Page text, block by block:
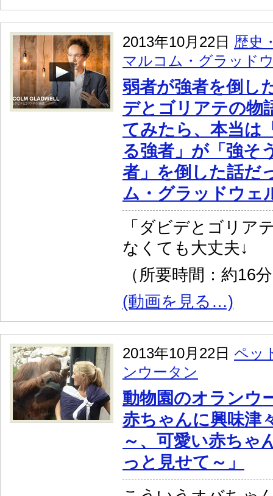
2013年10月22日 歴史
マルコム・グラッド
弱者が強者を倒し
デとゴリアテの物
てみたら、本当は
る強者」が「強そ
者」を倒した話だ
ム・グラッドウェ
「ダビデとゴリア
なくても大丈夫↓
（所要時間：約16
(動画を見る…)
2013年10月22日 ペッ
ンウータン
動物園のオランウ
赤ちゃんに興味津
～、可愛い赤ちゃ
っと見せて～」